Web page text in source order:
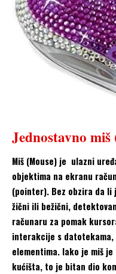
Jednostavno miš
Miš (Mouse) je ulazni
objektima na ekranu
(pointer). Bez obzira da
žični ili bežični,
računaru za pomak
interakcije s
elementima. Iako je miš
kućišta, to je bitan dio